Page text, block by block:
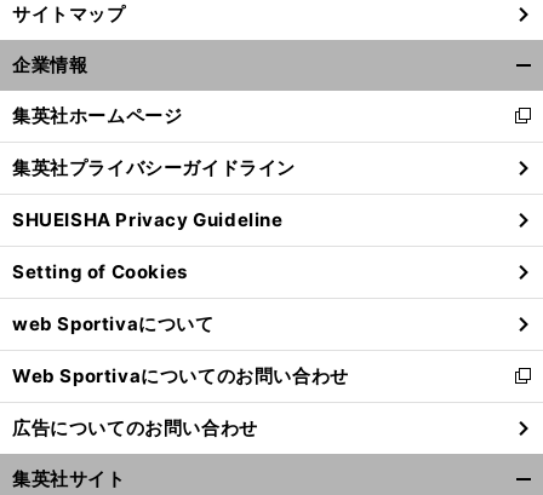
サ
ッカー芸人ヒデが選ぶ
、
BBQが絶対に楽しくなる選手ベスト５
。
妄想が暴走するその結果は
？
サイトマップ
企業情報
閉
る
集英社ホームページ
新
し
い
ウ
ィ
ン
ド
ウ
で
開
く
集英社プライバシーガイドライン
SHUEISHA Privacy Guideline
Setting of Cookies
web Sportivaについて
Web Sportivaについてのお問い合わせ
新
し
い
ウ
ィ
広告についてのお問い合わせ
集英社サイト